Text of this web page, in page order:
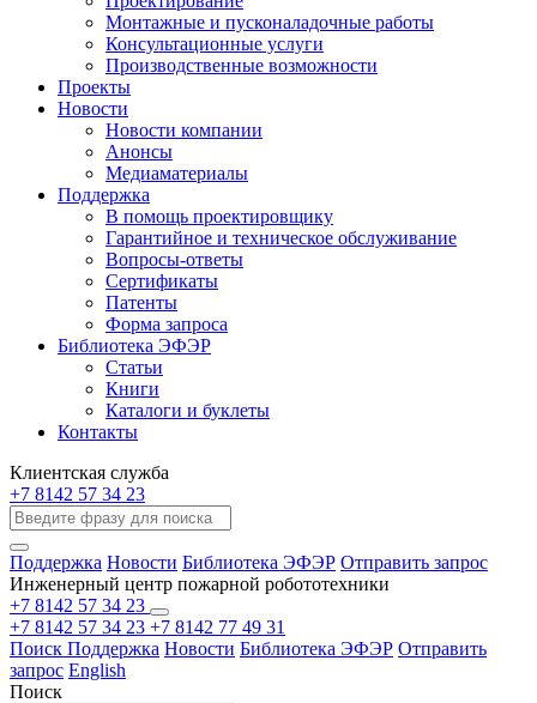
Монтажные и пусконаладочные работы
Консультационные услуги
Производственные возможности
Проекты
Новости
Новости компании
Анонсы
Медиаматериалы
Поддержка
В помощь проектировщику
Гарантийное и техническое обслуживание
Вопросы-ответы
Сертификаты
Патенты
Форма запроса
Библиотека ЭФЭР
Статьи
Книги
Каталоги и буклеты
Контакты
Клиентская служба
+7 8142 57 34 23
Поддержка Новости Библиотека ЭФЭР Отправить запрос
Инженерный центр пожарной робототехники
+7 8142 57 34 23
+7 8142 57 34 23 +7 8142 77 49 31
Поиск Поддержка Новости Библиотека ЭФЭР Отправить
запрос English
Поиск